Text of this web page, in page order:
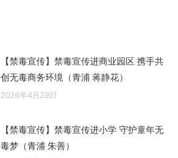
【禁毒宣传】禁毒宣传进商业园区 携手共
创无毒商务环境（青浦 蒋静花）
2026年4月29日
【禁毒宣传】禁毒宣传进小学 守护童年无
毒梦（青浦 朱善）